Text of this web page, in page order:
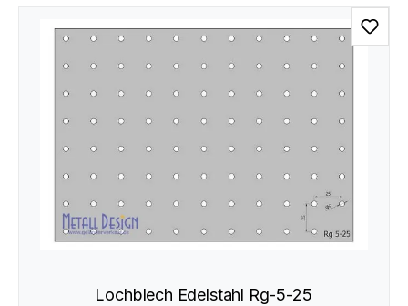
Lochblech Edelstahl Rg-5-25